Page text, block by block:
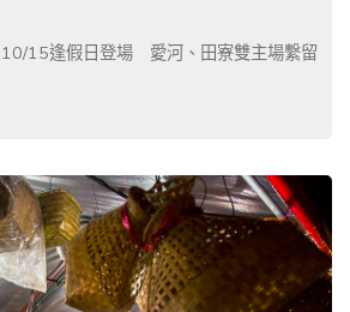
15逢假日登場 愛河、田寮雙主場繫留